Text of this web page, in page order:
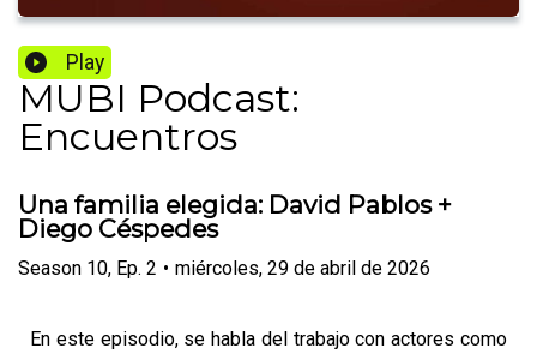
Play
MUBI Podcast:
Encuentros
Una familia elegida: David Pablos +
Diego Céspedes
Season 10, Ep. 2 • miércoles, 29 de abril de 2026
En este episodio, se habla del trabajo con actores como